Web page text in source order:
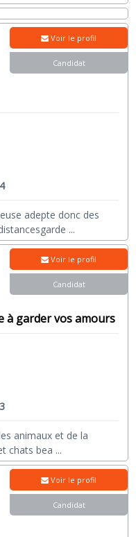
adepte donc des
...
Voir le profil
Candidat
à garder vos amours
animaux et de la
chats bea ...
Voir le profil
Candidat
Voir le profil
Candidat